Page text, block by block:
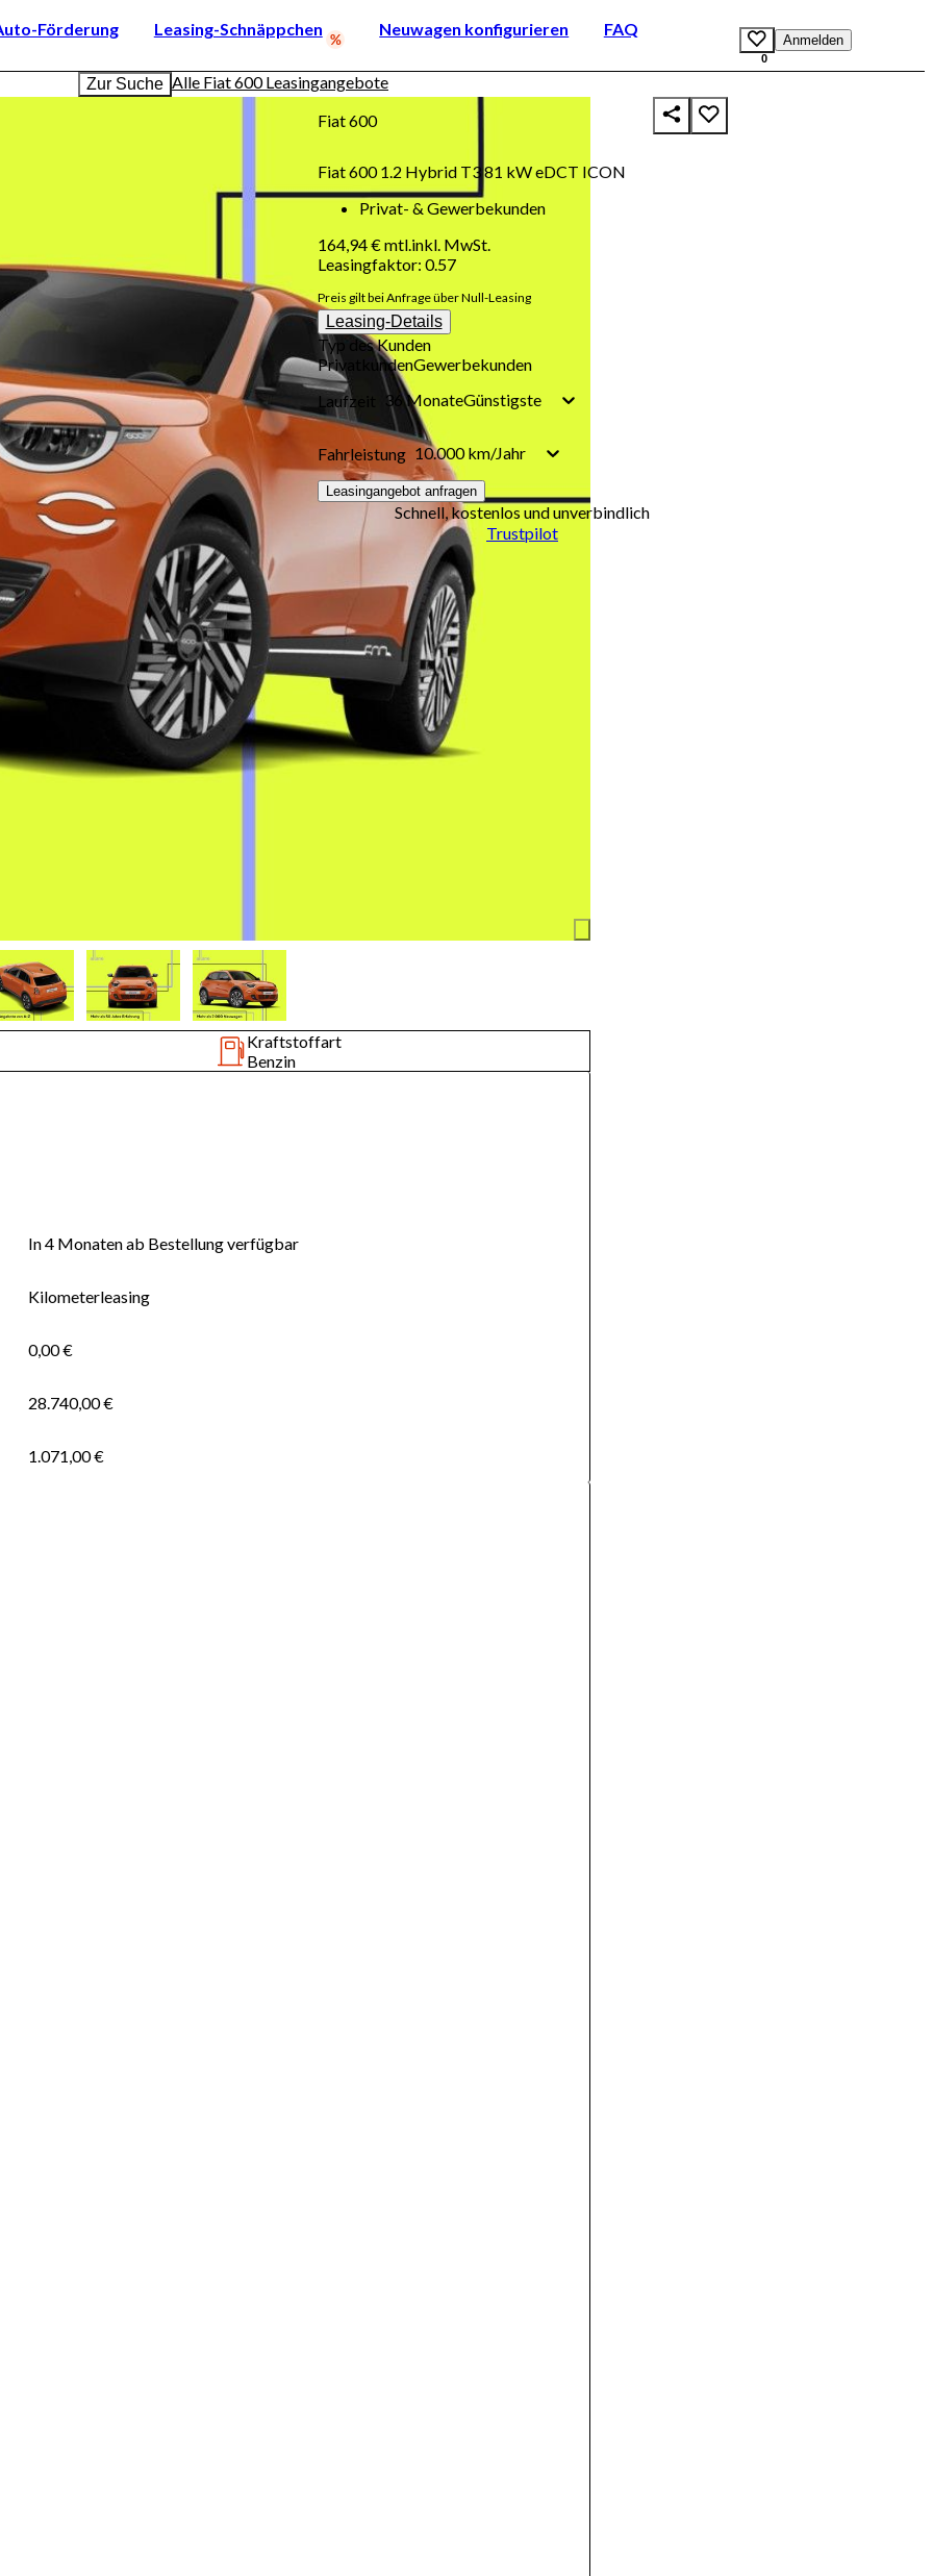
Förderung Leasing-Schnäppchen Neuwagen konfigurieren FAQ
0
Anmelden
Zur Suche Alle Fiat 600 Leasingangebote
Kraftstoffart
Benzin
In 4 Monaten ab Bestellung verfügbar
Kilometerleasing
0,00 €
28.740,00 €
1.071,00 €
Fiat600
Fiat 600 1.2 Hybrid T3 81 kW eDCT ICON
Privat- & Gewerbekunden
164,94 €mtl. inkl. MwSt.
Leasingfaktor: 0.57
Preis gilt bei Anfrage über Null-Leasing
Leasing-Details
Typ des Kunden
PrivatkundenGewerbekunden
Laufzeit
36 MonateGünstigste
Fahrleistung 10.000 km/Jahr
Leasingangebot anfragen
Schnell, kostenlos und unverbindlich
Trustpilot